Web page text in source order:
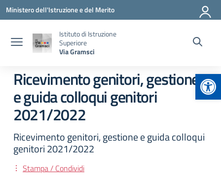
Vai ai contenuti
Vai al menu di navigazione
Vai al footer
Ministero dell'Istruzione e del Merito
Istituto di Istruzione
Superiore
Via Gramsci
Ricevimento genitori, gestione
e guida colloqui genitori
2021/2022
Ricevimento genitori, gestione e guida colloqui
genitori 2021/2022
Stampa / Condividi